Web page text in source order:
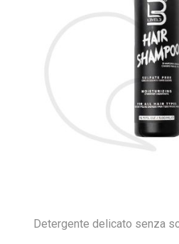
Detergente delicato senza